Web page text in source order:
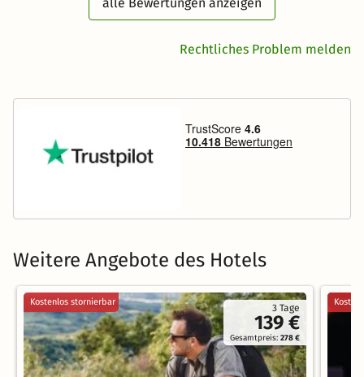
Rechtliches Problem melden
Weitere Angebote des Hotels
3 Tage
139 €
Gesamtpreis:278 €
Kostenlos stornierbar